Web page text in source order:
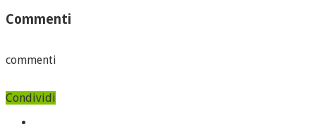
Commenti
commenti
Condividi